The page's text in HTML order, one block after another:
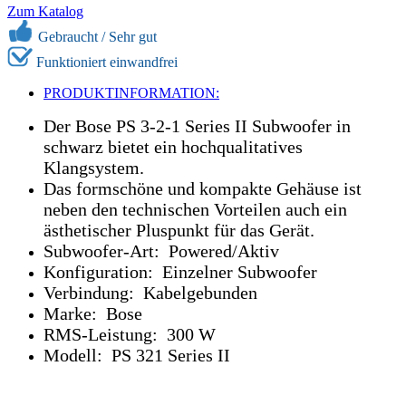
Zum Katalog
Gebraucht / Sehr gut
Funktioniert einwandfrei
PRODUKTINFORMATION:
Der Bose PS 3-2-1 Series II Subwoofer in
schwarz bietet ein hochqualitatives
Klangsystem.
Das formschöne und kompakte Gehäuse ist
neben den technischen Vorteilen auch ein
ästhetischer Pluspunkt für das Gerät.
Subwoofer-Art: Powered/Aktiv
Konfiguration: Einzelner Subwoofer
Verbindung: Kabelgebunden
Marke: Bose
RMS-Leistung: 300 W
Modell: PS 321 Series II